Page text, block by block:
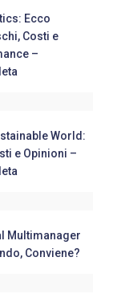
Ecco
Costi e
–
World:
e Opinioni –
Multimanager
Conviene?